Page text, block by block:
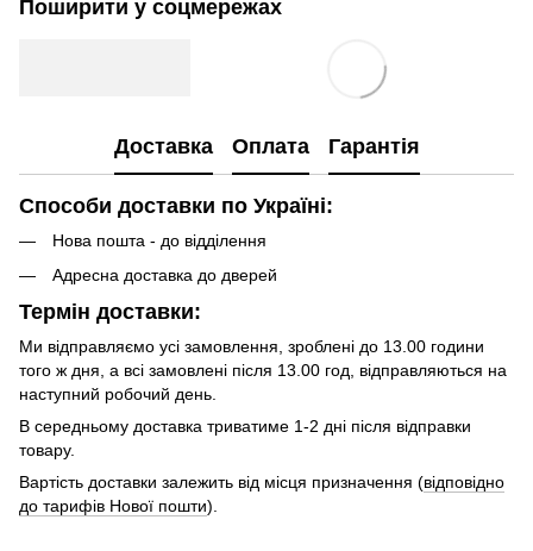
Поширити у соцмережах
Доставка Оплата Гарантія
Способи доставки по Україні:
Нова пошта - до відділення
Адресна доставка до дверей
Термін доставки:
Ми відправляємо усі замовлення, зроблені до 13.00 години
того ж дня, а всі замовлені після 13.00 год, відправляються на
наступний робочий день.
В середньому доставка триватиме 1-2 дні після відправки
товару.
Вартість доставки залежить від місця призначення (відповідно
до тарифів Нової пошти).